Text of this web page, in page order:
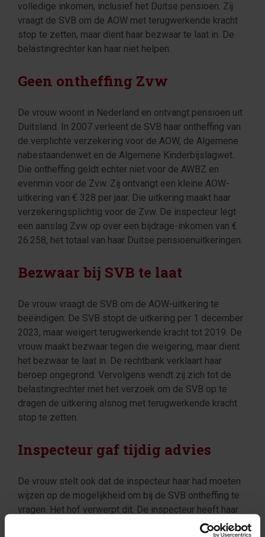
volledige inkomen, inclusief het Duitse pensioen. Zij
vraagt de SVB om de AOW met terugwerkende kracht
stop te zetten, maar dient haar bezwaar te laat in. De
belastingrechter kan haar niet helpen.
Geen ontheffing Zvw
De vrouw woont in Nederland en ontvangt pensioen uit
Duitsland. In 2007 verleent de SVB haar ontheffing van
de verplichte verzekering voor de AOW, de Algemene
nabestaandenwet en de Algemene Kinderbijslagwet.
Die ontheffing geldt echter niet voor de AWBZ en
evenmin voor de Zvw. Zij ontvangt een kleine AOW-
uitkering van € 328 per jaar. Die uitkering maakt haar
verzekeringsplichtig voor de Zvw. De inspecteur legt
een aanslag Zvw op over een bijdrage-inkomen van €
26.258, het totaal van haar Duitse pensioenuitkeringen.
Bezwaar bij SVB te laat
De vrouw vraagt de SVB om de AOW-uitkering te
beëindigen. De SVB stopt de uitkering per 1 december
2023, maar weigert terugwerkende kracht tot 2019. De
vrouw maakt bezwaar tegen die weigering, maar dient
het bezwaar te laat in. De rechtbank verklaart haar
beroep ongegrond. Vervolgens wendt zij zich tot de
belastingrechter met het verzoek om de SVB op te
dragen de uitkering alsnog met terugwerkende kracht
stop te zetten.
Inspecteur gaf tijdig advies
De vrouw stelt ook dat de inspecteur haar had moeten
wijzen op de mogelijkheid om bij de SVB ontheffing te
vragen. Het hof verwerpt dit. De inspecteur heeft haar
gemachtigde al op 23 oktober 2023 per e-mail